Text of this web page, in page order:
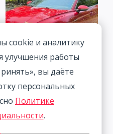
Volkswagen Lamando 1.4T
150HP 2WD 2023 |
Красный
2 115 800₽
cookie и аналитику
улучшения работы
вы даёте
персональных
Политике
.